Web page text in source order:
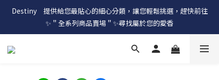
Destiny　提供給您最貼心的細心分類，讓您輕鬆挑選，趕快前往
✨＂全系列商品賣場＂✨尋找屬於您的愛香